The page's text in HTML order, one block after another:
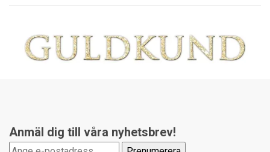
Anmäl dig till våra nyhetsbrev!